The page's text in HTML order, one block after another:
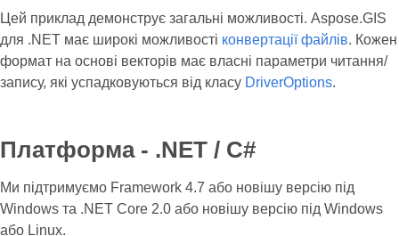
Цей приклад демонструє загальні можливості. Aspose.GIS
для .NET має широкі можливості конвертації файлів. Кожен
формат на основі векторів має власні параметри читання/
запису, які успадковуються від класу DriverOptions.
Платформа - .NET / C#
Ми підтримуємо Framework 4.7 або новішу версію під
Windows та .NET Core 2.0 або новішу версію під Windows
або Linux.